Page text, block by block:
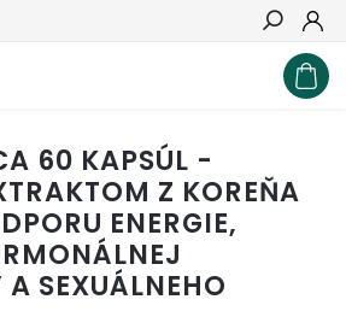
Hľadať
60 KAPSÚL -
Z KOREŇA
ENERGIE,
SEXUÁLNEHO